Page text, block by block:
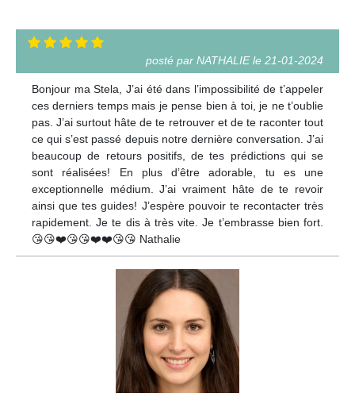
posté par NATHALIE le 21-01-2024
Bonjour ma Stela, J’ai été dans l’impossibilité de t’appeler
ces derniers temps mais je pense bien à toi, je ne t’oublie
pas. J’ai surtout hâte de te retrouver et de te raconter tout
ce qui s’est passé depuis notre dernière conversation. J’ai
beaucoup de retours positifs, de tes prédictions qui se
sont réalisées! En plus d’être adorable, tu es une
exceptionnelle médium. J’ai vraiment hâte de te revoir
ainsi que tes guides! J’espère pouvoir te recontacter très
rapidement. Je te dis à très vite. Je t’embrasse bien fort.
😘😘❤️😘😘❤️❤️😘😘 Nathalie